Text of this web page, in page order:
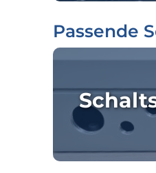
Passende